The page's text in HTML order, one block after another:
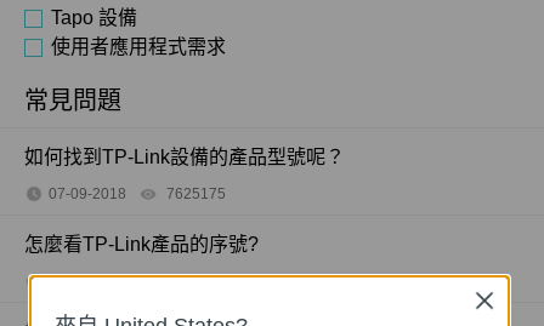
Tapo 設備
使用者應用程式需求
常見問題
如何找到TP-Link設備的產品型號呢？
07-09-2018 7625175
怎麼看TP-Link產品的序號?
11-15-2017 489175views
Close